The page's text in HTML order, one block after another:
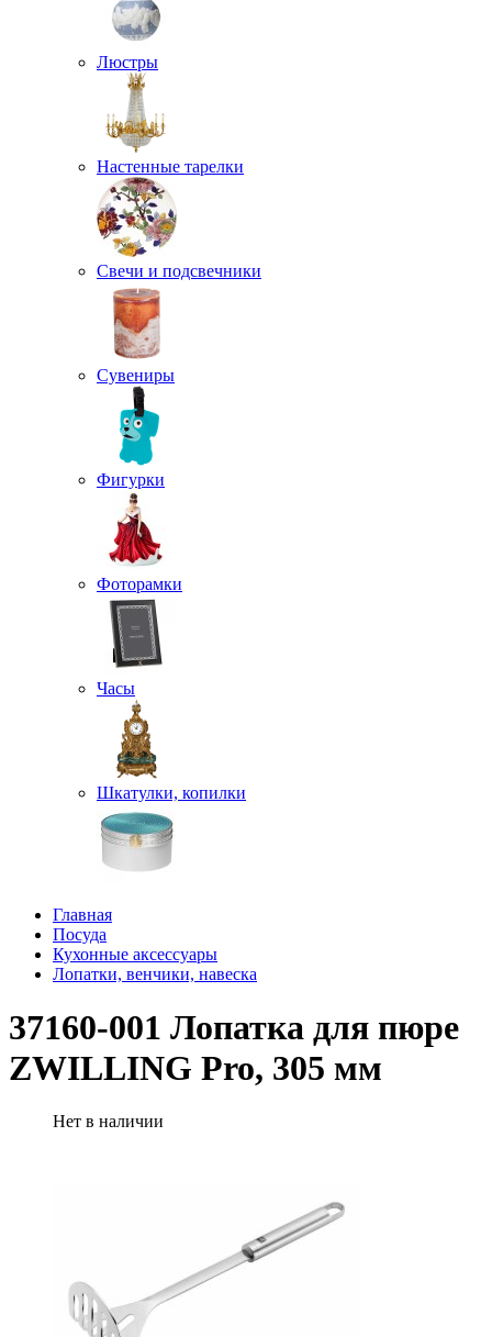
Люстры
Настенные тарелки
Свечи и подсвечники
Сувениры
Фигурки
Фоторамки
Часы
Шкатулки, копилки
Главная
Посуда
Кухонные аксессуары
Лопатки, венчики, навеска
37160-001 Лопатка для пюре
ZWILLING Pro, 305 мм
Нет в наличии